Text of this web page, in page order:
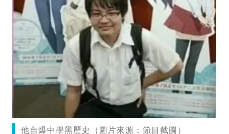
他自爆中學黑歷史（圖片來源：節目截圖）